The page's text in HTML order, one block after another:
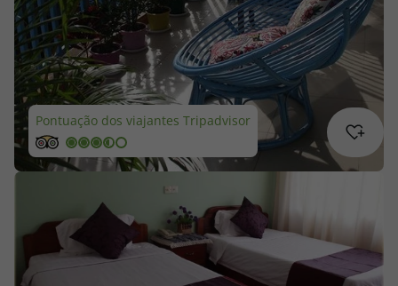
Especialistas
Cheque Viagem
Rede de Lojas
Blog TopViagens
Área de Cliente
Pontuação dos viajantes Tripadvisor